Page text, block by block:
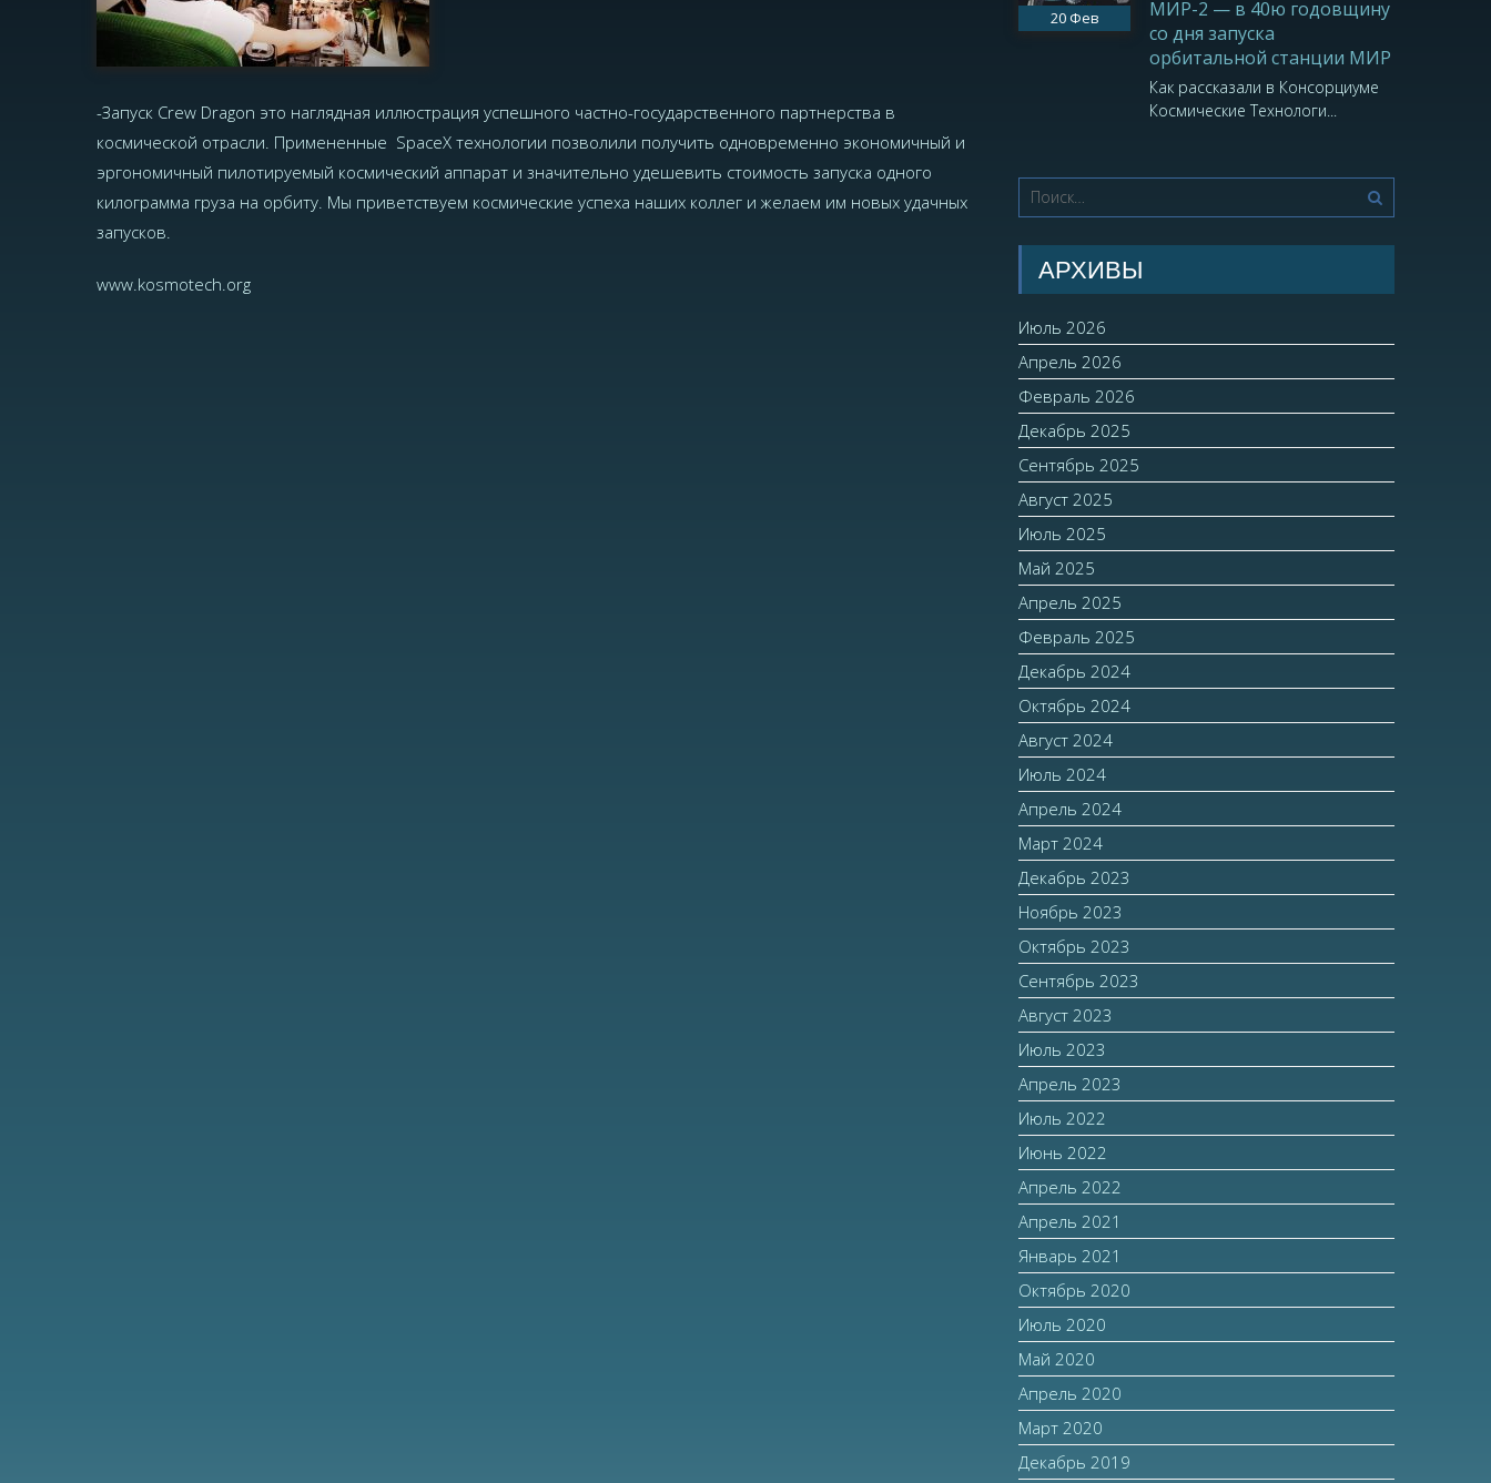
-Запуск Crew Dragon это наглядная иллюстрация успешного частно-государственного партнерства в
космической отрасли. Примененные SpaceX технологии позволили получить одновременно экономичный и
эргономичный пилотируемый космический аппарат и значительно удешевить стоимость запуска одного
килограмма груза на орбиту. Мы приветствуем космические успеха наших коллег и желаем им новых удачных
запусков.
www.kosmotech.org
20 Фев
МИР-2 — в 40ю годовщину
со дня запуска
орбитальной станции МИР
Как рассказали в Консорциуме
Космические Технологи...
АРХИВЫ
Июль 2026
Апрель 2026
Февраль 2026
Декабрь 2025
Сентябрь 2025
Август 2025
Июль 2025
Май 2025
Апрель 2025
Февраль 2025
Декабрь 2024
Октябрь 2024
Август 2024
Июль 2024
Апрель 2024
Март 2024
Декабрь 2023
Ноябрь 2023
Октябрь 2023
Сентябрь 2023
Август 2023
Июль 2023
Апрель 2023
Июль 2022
Июнь 2022
Апрель 2022
Апрель 2021
Январь 2021
Октябрь 2020
Июль 2020
Май 2020
Апрель 2020
Март 2020
Декабрь 2019